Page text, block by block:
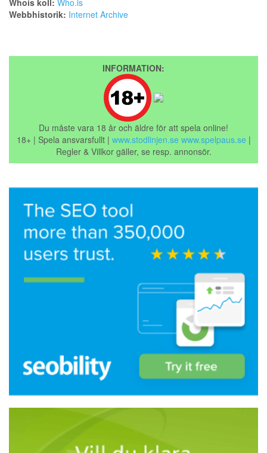
Whois koll: Who.is
Webbhistorik: Internet Archive
INFORMATION:
Du måste vara 18 år och äldre för att spela online!
18+ | Spela ansvarsfullt | www.stodlinjen.se www.spelpaus.se |
Regler & Villkor gäller, se resp. annonsör.